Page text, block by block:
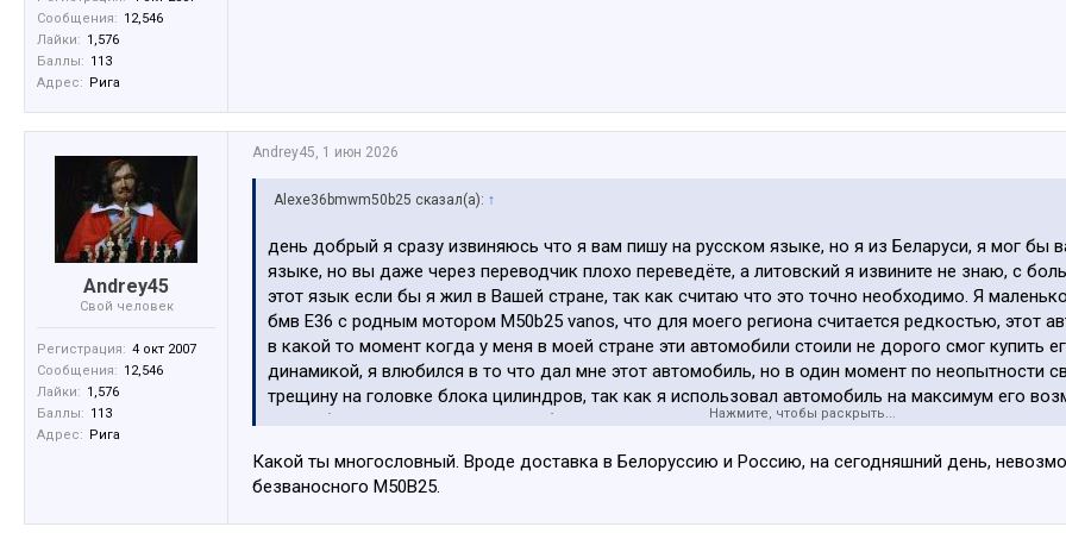
Сообщения: 12,546
Лайки: 1,576
Баллы: 113
Адрес:
Рига
Andrey45
Свой человек
Регистрация: 4 окт 2007
Сообщения: 12,546
Лайки: 1,576
Баллы: 113
Адрес:
Рига
Andrey45, 1 июн 2026
Alexe36bmwm50b25 сказал(а): ↑
день добрый я сразу извиняюсь что я вам пишу на русском языке, но я из Беларуси, я мог бы
языке, но вы даже через переводчик плохо переведёте, а литовский я извините не знаю, с
этот язык если бы я жил в Вашей стране, так как считаю что это точно необходимо. Я
бмв Е36 с родным мотором M50b25 vanos, что для моего региона считается редкостью, этот
в какой то момент когда у меня в моей стране эти автомобили стоили не дорого смог купить
динамикой, я влюбился в то что дал мне этот автомобиль, но в один момент по неопытности
трещину на головке блока цилиндров, так как я использовал автомобиль на максимум его
очень бедно живу в своей стране( я живу в Беларуси в глубинке) я долгое время не мог найти
становилась дороже и дороже как тот биткоин и теперь она в моей стране стоит столько что
ауди, а это моя зарплата за 4 месяца. Но я много лет не предавал свой автомобиль, как бы
мне не поступало предложений от разных людей, а их было очень много, порядка 50
Нажмите, чтобы раскрыть...
Какой ты многословный. Вроде доставка в Белоруссию и Россию, на сегодняшний день,
безваносного М50В25.